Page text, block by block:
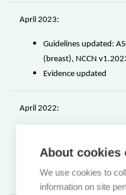
April 2023:
Guidelines updated:
(breast), NCCN
Evidence updated
April 2022:
NCCN v2.2022
Extra PinPoint Case
About cookies
We use cookies to
information on site